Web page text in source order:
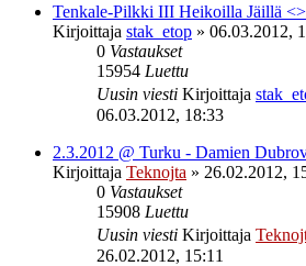
Tenkale-Pilkki III Heikoilla Jäillä
Kirjoittaja stak_etop » 06.03.2012,
0 Vastaukset
15954 Luettu
Uusin viesti Kirjoittaja
06.03.2012, 18:33
2.3.2012 @ Turku - Damien
Kirjoittaja Teknojta » 26.02.2012,
0 Vastaukset
15908 Luettu
Uusin viesti Kirjoittaja
26.02.2012, 15:11